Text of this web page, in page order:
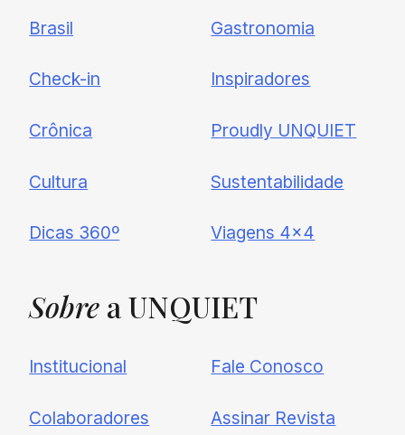
Brasil
Check-in
Crônica
Cultura
Dicas 360º
Gastronomia
Inspiradores
Proudly UNQUIET
Sustentabilidade
Viagens 4×4
Sobre a UNQUIET
Institucional
Colaboradores
Fale Conosco
Assinar Revista